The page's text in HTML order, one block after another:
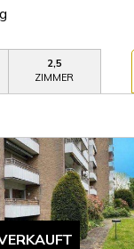
2,5
ZIMMER